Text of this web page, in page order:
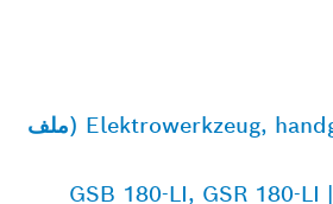
وليجة | Elektrowerkzeug, handgeführt (ملف
دليل الإرشادات | GSB 180-LI, GSR 180-LI